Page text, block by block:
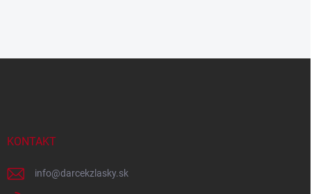
KONTAKT
info@darcekzlasky.sk